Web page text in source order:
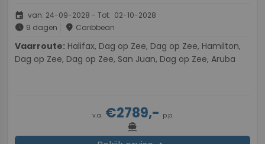
event van: 24-09-2028 - Tot: 02-10-2028
schedule 9 dagen place Caribbean
Vaarroute:
Dag op Zee, Dag op Zee, San Juan, Dag op Zee, Aruba
v.a.€2789,- p.p.
directions_boat